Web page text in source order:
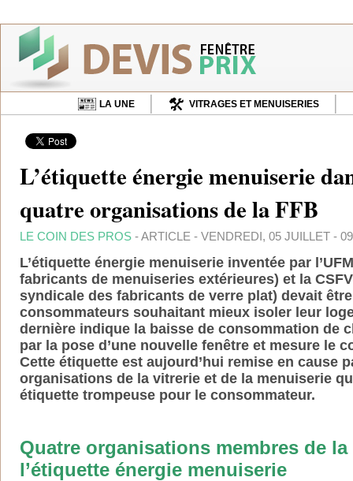
LA UNE VITRAGES ET MENUISERIES
L’étiquette énergie menuiserie
quatre organisations de la FFB
LE COIN DES PROS - ARTICLE - VENDREDI, 05 JUILLET -
L’étiquette énergie menuiserie inventée par
fabricants de menuiseries extérieures) et la
syndicale des fabricants de verre plat) devait
consommateurs souhaitant mieux isoler leur
dernière indique la baisse de consommation de
par la pose d’une nouvelle fenêtre et mesure le
Cette étiquette est aujourd’hui remise en cause
organisations de la vitrerie et de la menuiserie
étiquette trompeuse pour le consommateur.
Quatre organisations membres de
l’étiquette énergie menuiserie